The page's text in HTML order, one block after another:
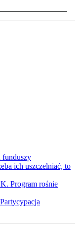
funduszy
ich uszczelniać, to
Program rośnie